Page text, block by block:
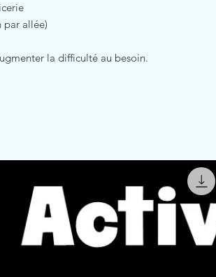
par allée)
la difficulté au besoin.